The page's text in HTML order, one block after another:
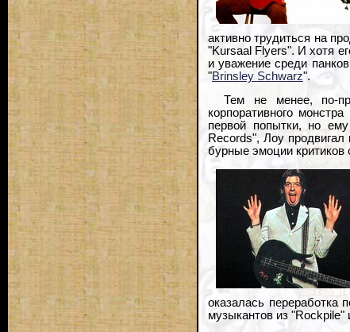
активно трудиться на
"Kursaal Flyers". И хотя
и уважение среди
"Brinsley Schwarz".
Тем не менее, по-
корпоративного
первой попытки, но
Records", Лоу продвигал
бурные эмоции критиков
оказалась переработка
музыкантов из